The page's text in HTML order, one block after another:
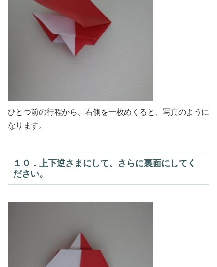
ひとつ前の行程から、右側を一枚めくると、写真のように
なります。
１０．上下逆さまにして、さらに裏面にしてく
ださい。